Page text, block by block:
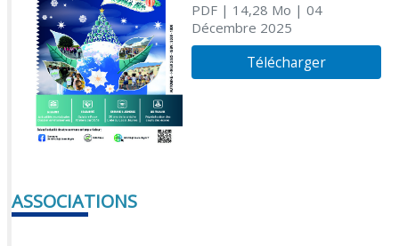
PDF| 14,28 Mo | 04
Décembre 2025
Télécharger
ASSOCIATIONS